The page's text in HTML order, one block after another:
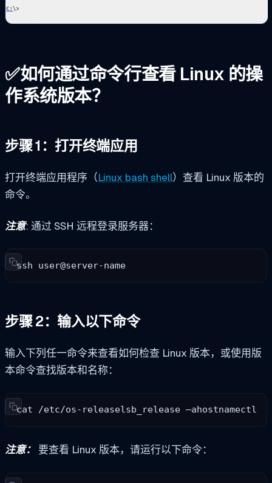
✅如何通过命令行查看 Linux 的操
作系统版本？
步骤 1：打开终端应用
打开终端应用程序（Linux bash shell）查看 Linux 版本的
命令。
注意: 通过 SSH 远程登录服务器：
ssh user@server-name
步骤 2：输入以下命令
输入下列任一命令来查看如何检查 Linux 版本，或使用版
本命令查找版本和名称：
cat /etc/os-releaselsb_release –ahostnamectl
注意： 要查看 Linux 版本，请运行以下命令：